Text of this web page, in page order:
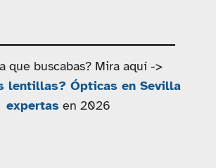
que buscabas? Mira aquí ->
lentillas? Ópticas en Sevilla
expertas en 2026